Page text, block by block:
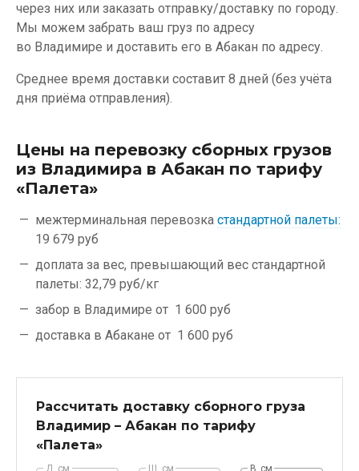
через них или заказать отправку/доставку по городу.
Мы можем забрать ваш груз по адресу
во Владимире и доставить его в Абакан по адресу.
Среднее время доставки составит 8 дней (без учёта
дня приёма отправления).
Цены на перевозку сборных грузов
из Владимира в Абакан по тарифу
«Палета»
межтерминальная перевозка стандартной палеты:
19 679 руб
доплата за вес, превышающий вес стандартной
палеты: 32,79 руб/кг
забор в Владимире от 1 600 руб
доставка в Абакане от 1 600 руб
Рассчитать доставку сборного груза
Владимир – Абакан по тарифу
«Палета»
Д, см Ш, см В, см